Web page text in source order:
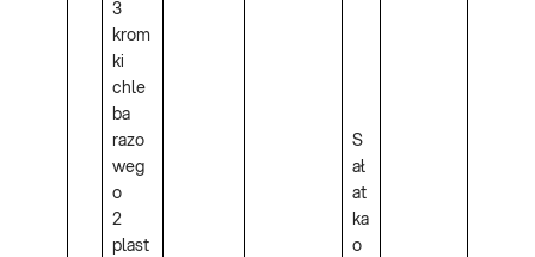
3
krom
ki
chle
ba
razo
weg
o
2
plast
S
ał
at
ka
o